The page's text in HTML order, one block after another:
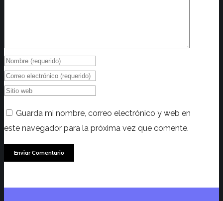
Guarda mi nombre, correo electrónico y web en
este navegador para la próxima vez que comente.